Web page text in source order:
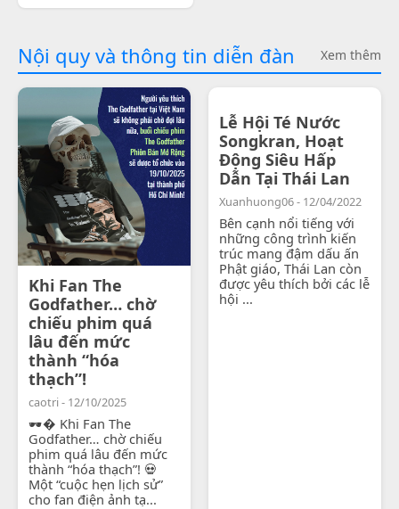
Nội quy và thông tin diễn đàn Xem thêm
Khi Fan The
Godfather… chờ
chiếu phim quá
lâu đến mức
thành “hóa
thạch”!
caotri - 12/10/2025
🕶� Khi Fan The
Godfather… chờ chiếu
phim quá lâu đến mức
thành “hóa thạch”! 💀
Một “cuộc hẹn lịch sử”
cho fan điện ảnh tạ...
Lễ Hội Té Nước
Songkran, Hoạt
Động Siêu Hấp
Dẫn Tại Thái Lan
Xuanhuong06 - 12/04/2022
Bên cạnh nổi tiếng với
những công trình kiến
trúc mang đậm dấu ấn
Phật giáo, Thái Lan còn
được yêu thích bởi các lễ
hội ...